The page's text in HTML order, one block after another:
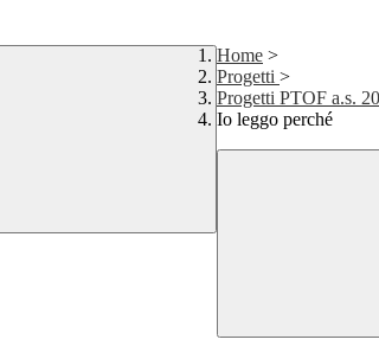
Home >
Progetti >
Progetti PTOF a.s.
Io leggo perché